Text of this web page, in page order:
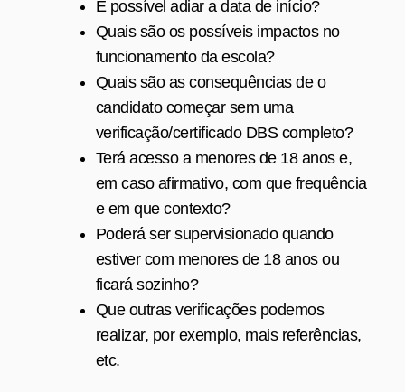
É possível adiar a data de início?
Quais são os possíveis impactos no
funcionamento da escola?
Quais são as consequências de o
candidato começar sem uma
verificação/certificado DBS completo?
Terá acesso a menores de 18 anos e,
em caso afirmativo, com que frequência
e em que contexto?
Poderá ser supervisionado quando
estiver com menores de 18 anos ou
ficará sozinho?
Que outras verificações podemos
realizar, por exemplo, mais referências,
etc.